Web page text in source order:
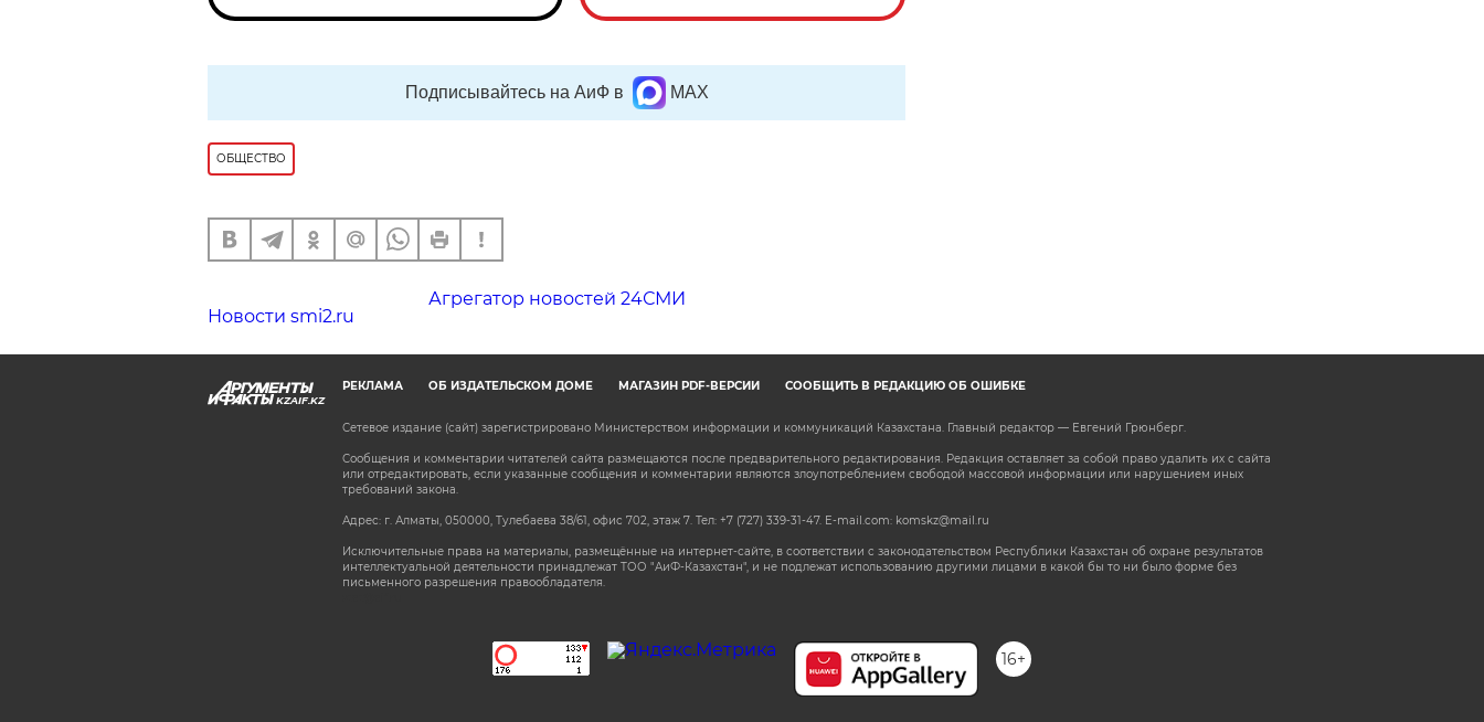
Подписывайтесь на АиФ в MAX
ОБЩЕСТВО
Агрегатор новостей 24СМИ
Новости smi2.ru
KZAIF.KZ
РЕКЛАМА ОБ ИЗДАТЕЛЬСКОМ ДОМЕ МАГАЗИН PDF-ВЕРСИЙ СООБЩИТЬ В РЕДАКЦИЮ ОБ ОШИБКЕ
Сетевое издание (сайт) зарегистрировано Министерством информации и коммуникаций Казахстана. Главный редактор — Евгений Грюнберг.
Сообщения и комментарии читателей сайта размещаются после предварительного редактирования. Редакция оставляет за собой право удалить их с сайта
или отредактировать, если указанные сообщения и комментарии являются злоупотреблением свободой массовой информации или нарушением иных
требований закона.
Адрес: г. Алматы, 050000, Тулебаева 38/61, офис 702, этаж 7. Тел: +7 (727) 339-31-47. E-mail.com: komskz@mail.ru
Исключительные права на материалы, размещённые на интернет-сайте, в соответствии с законодательством Республики Казахстан об охране результатов
интеллектуальной деятельности принадлежат ТОО "АиФ-Казахстан", и не подлежат использованию другими лицами в какой бы то ни было форме без
письменного разрешения правообладателя.
16+